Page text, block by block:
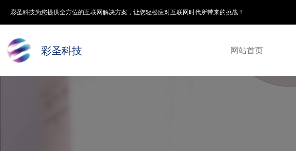
彩圣科技为您提供全方位的互联网解决方案，让您轻松应对互联网时代所带来的挑战！
彩圣科技 网站首页